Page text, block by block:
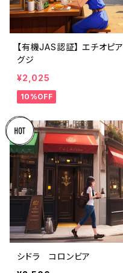
【有機JAS認証】 エチオピア
グジ
¥2,025
10%OFF
シドラ コロンビア